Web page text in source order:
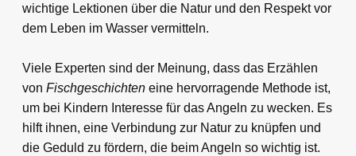
wichtige Lektionen über die Natur und den Respekt vor
dem Leben im Wasser vermitteln.
Viele Experten sind der Meinung, dass das Erzählen
von Fischgeschichten eine hervorragende Methode ist,
um bei Kindern Interesse für das Angeln zu wecken. Es
hilft ihnen, eine Verbindung zur Natur zu knüpfen und
die Geduld zu fördern, die beim Angeln so wichtig ist.